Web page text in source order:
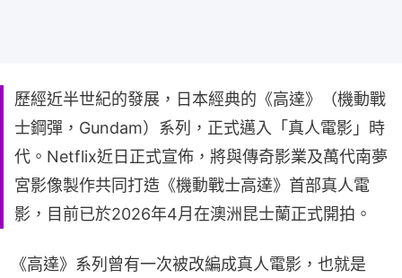
歷經近半世紀的發展，日本經典的《高達》（機動戰
士鋼彈，Gundam）系列，正式邁入「真人電影」時
代。Netflix近日正式宣佈，將與傳奇影業及萬代南夢
宮影像製作共同打造《機動戰士高達》首部真人電
影，目前已於2026年4月在澳洲昆士蘭正式開拍。
《高達》系列曾有一次被改編成真人電影，也就是